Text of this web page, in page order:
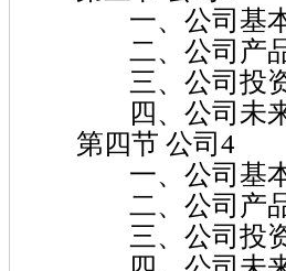
一、公司基本
二、公司产品
三、公司投资
四、公司未来
第四节 公司4
一、公司基本
二、公司产品
三、公司投资